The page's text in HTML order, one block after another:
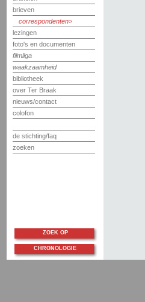
brieven
correspondenten
lezingen
foto's en documenten
filmliga
waakzaamheid
bibliotheek
over Ter Braak
nieuws/contact
colofon
de stichting/faq
zoeken
ZOEK OP
CHRONOLOGIE